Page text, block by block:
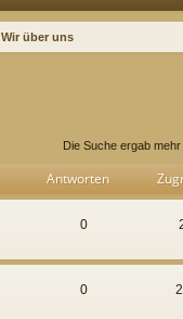
Wir über uns
Die Suche ergab
Antworten
0
0